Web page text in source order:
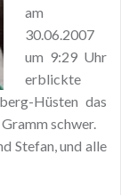
am
30.06.2007
um 9:29 Uhr
erblickte
Hüsten das
schwer.
Stefan, und alle